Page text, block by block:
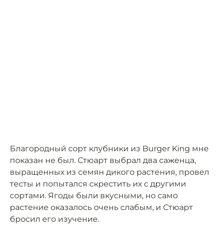
Благородный сорт клубники из Burger King мне
показан не был. Стюарт выбрал два саженца,
выращенных из семян дикого растения, провел
тесты и попытался скрестить их с другими
сортами. Ягоды были вкусными, но само
растение оказалось очень слабым, и Стюарт
бросил его изучение.